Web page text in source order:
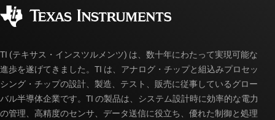
myTI アカウントの FAQ
TI (テキサス・インスツルメンツ) は、数十年にわたって実現可能な
進歩を遂げてきました。TI は、アナログ・チップと組込みプロセッ
シング・チップの設計、製造、テスト、販売に従事しているグロー
バル半導体企業です。TI の製品は、システム設計時に効率的な電力
の管理、高精度のセンサ、データ送信に役立ち、優れた制御と処理